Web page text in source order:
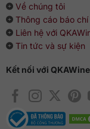
Về chúng tôi
Thông cáo báo chí
Liên hệ với
Tin tức và sự kiện
Kết nối với QKAWine